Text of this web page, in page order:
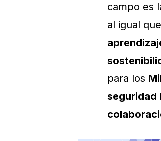
campo es
al igual
para los
seguridad